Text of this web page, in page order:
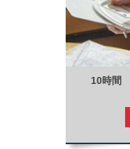
10時間